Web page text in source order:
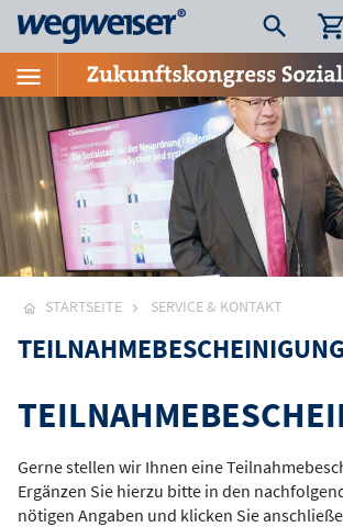
STARTSEITE SERVICE & KONTAKT
TEILNAHMEBESCHEINIGUNG
Gerne stellen wir Ihnen eine
Ergänzen Sie hierzu bitte in den
nötigen Angaben und klicken Sie